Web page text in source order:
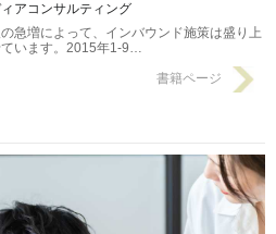
アコンサルティング
急増によって、インバウンド施策は盛り上
います。2015年1-9…
書籍ページ